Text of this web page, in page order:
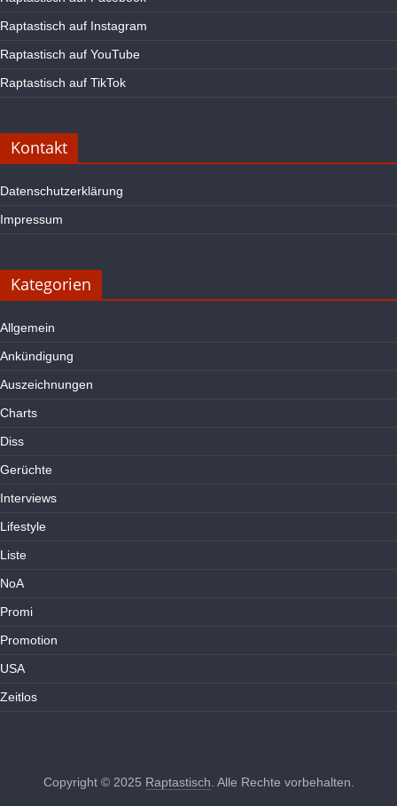
Raptastisch auf Instagram
Raptastisch auf YouTube
Raptastisch auf TikTok
Kontakt
Datenschutzerklärung
Impressum
Kategorien
Allgemein
Ankündigung
Auszeichnungen
Charts
Diss
Gerüchte
Interviews
Lifestyle
Liste
NoA
Promi
Promotion
USA
Zeitlos
Copyright © 2025 Raptastisch . Alle Rechte vorbehalten.